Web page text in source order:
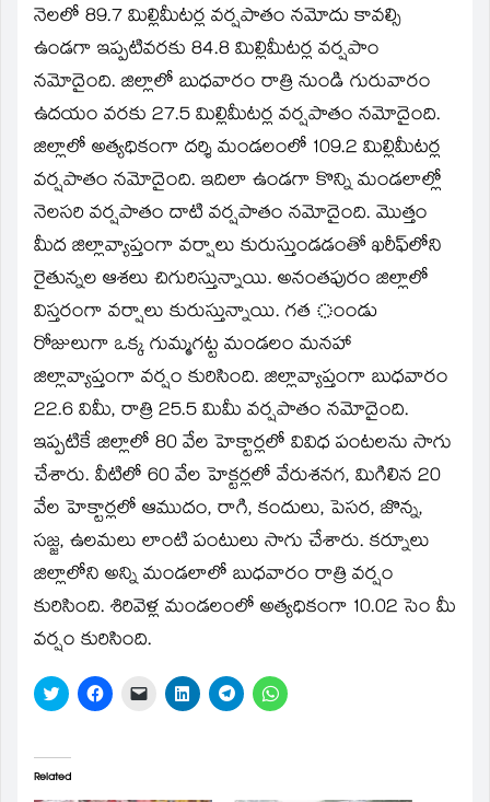
నెలలో 89.7 మిల్లిమీటర్ల వర్షపాతం నమోదు కావల్సి
ఉండగా ఇప్పటివరకు 84.8 మిల్లిమీటర్ల వర్షపాం
నమోదైంది. జిల్లాలో బుధవారం రాత్రి నుండి గురువారం
ఉదయం వరకు 27.5 మిల్లిమీటర్ల వర్షపాతం నమోదైంది.
జిల్లాలో అత్యధికంగా దర్శి మండలంలో 109.2 మిల్లిమీటర్ల
వర్షపాతం నమోదైంది. ఇదిలా ఉండగా కొన్ని మండలాల్లో
నెలసరి వర్షపాతం దాటి వర్షపాతం నమోదైంది. మొత్తం
మీద జిల్లావ్యాప్తంగా వర్షాలు కురుస్తుండడంతో ఖరీఫ్‌లోని
రైతున్నల ఆశలు చిగురిస్తున్నాయి. అనంతపురం జిల్లాలో
విస్తరంగా వర్షాలు కురుస్తున్నాయి. గత ంండు
రోజులుగా ఒక్క గుమ్మగట్ట మండలం మనహా
జిల్లావ్యాప్తంగా వర్షం కురిసింది. జిల్లావ్యాప్తంగా బుధవారం
22.6 విమీ, రాత్రి 25.5 మిమీ వర్షపాతం నమోదైంది.
ఇప్పటికే జిల్లాలో 80 వేల హెక్టార్లలో వివిధ పంటలను సాగు
చేశారు. వీటిలో 60 వేల హెక్టర్లలో వేరుశనగ, మిగిలిన 20
వేల హెక్టార్లలో ఆముదం, రాగి, కందులు, పెసర, జొన్న,
సజ్జ, ఉలమలు లాంటి పంటులు సాగు చేశారు. కర్నూలు
జిల్లాలోని అన్ని మండలాలో బుధవారం రాత్రి వర్షం
కురిసింది. శిరివెళ్ల మండలంలో అత్యధికంగా 10.02 సెం మీ
వర్షం కురిసింది.
Click
to
(Opens
in
Click
to
Click Click
to
Click
to
Click
to
Related